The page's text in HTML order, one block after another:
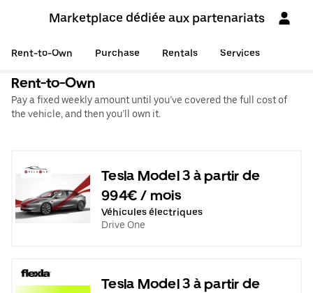
Marketplace dédiée aux partenariats
Rent-to-Own Purchase Rentals Services
Rent-to-Own
Pay a fixed weekly amount until you’ve covered the full cost of
the vehicle, and then you’ll own it.
Tesla Model 3 à partir de
994€ / mois
Véhicules électriques
Drive One
Tesla Model 3 à partir de